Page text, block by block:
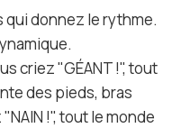
qui donnez le rythme.
criez "GÉANT !", tout
des pieds, bras
!", tout le monde